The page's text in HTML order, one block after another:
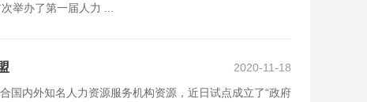
举办了第一届人力 ...
2020-11-18
国内外知名人力资源服务机构资源，近日试点成立了“政府